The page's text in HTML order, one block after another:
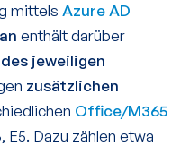
mittels Azure AD
enthält darüber
jeweiligen
zusätzlichen
Office/M365
E5. Dazu zählen etwa